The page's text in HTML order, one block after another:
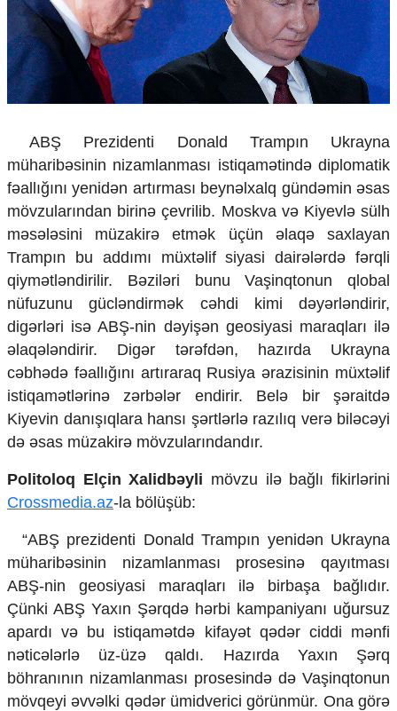
Çarpaz baxış
Təhlil
Siyasi
Geosiyasi
İqtisadi
Araşdırma
Multimedia
Foto
Video
İnfoqrafika
Podcast
Humanitar
Elm və təhsil
Mədəniyyət
Diaspor
Yüksəliş hekayəsi
Mədəniyyətimizin Zəfəri
Zəfər Diasporu
Səhiyyə
Turizm
İqtisadi xəbərlər
Energetika
Neft-qaz
Əmək və sosial siyasət
Kənd təsərrüfatı
Hərbi sənaye
Telekommunikasiya və nəqliyyat
COP29
ABŞ Prezidenti Donald Trampın Ukrayna
müharibəsinin nizamlanması istiqamətində diplomatik
fəallığını yenidən artırması beynəlxalq gündəmin əsas
mövzularından birinə çevrilib. Moskva və Kiyevlə sülh
məsələsini müzakirə etmək üçün əlaqə saxlayan
Trampın bu addımı müxtəlif siyasi dairələrdə fərqli
qiymətləndirilir. Bəziləri bunu Vaşinqtonun qlobal
nüfuzunu gücləndirmək cəhdi kimi dəyərləndirir,
digərləri isə ABŞ-nin dəyişən geosiyasi maraqları ilə
əlaqələndirir. Digər tərəfdən, hazırda Ukrayna
cəbhədə fəallığını artıraraq Rusiya ərazisinin müxtəlif
istiqamətlərinə zərbələr endirir. Belə bir şəraitdə
Kiyevin danışıqlara hansı şərtlərlə razılıq verə biləcəyi
də əsas müzakirə mövzularındandır.
Politoloq Elçin Xalidbəyli mövzu ilə bağlı fikirlərini
Crossmedia.az-la bölüşüb:
“ABŞ prezidenti Donald Trampın yenidən Ukrayna
müharibəsinin nizamlanması prosesinə qayıtması
ABŞ-nin geosiyasi maraqları ilə birbaşa bağlıdır.
Çünki ABŞ Yaxın Şərqdə hərbi kampaniyanı uğursuz
apardı və bu istiqamətdə kifayət qədər ciddi mənfi
nəticələrlə üz-üzə qaldı. Hazırda Yaxın Şərq
böhranının nizamlanması prosesində də Vaşinqtonun
mövqeyi əvvəlki qədər ümidverici görünmür. Ona görə